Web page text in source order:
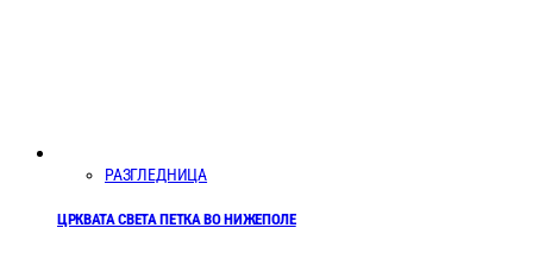
РАЗГЛЕДНИЦА
ЦРКВАТА СВЕТА ПЕТКА ВО НИЖЕПОЛЕ